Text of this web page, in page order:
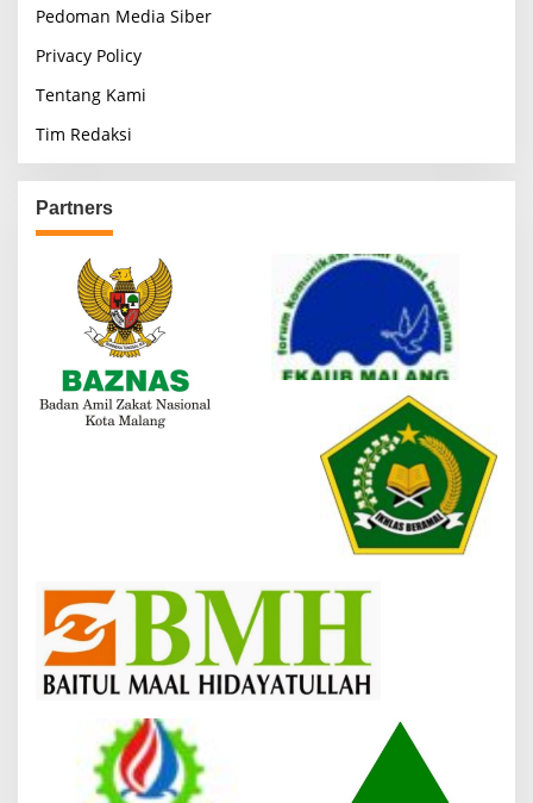
Pedoman Media Siber
Privacy Policy
Tentang Kami
Tim Redaksi
Partners